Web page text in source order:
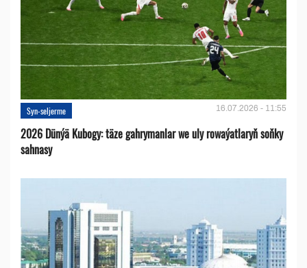
Syn-seljerme 16.07.2026 - 11:55
2026 Dünýä Kubogy: täze gahrymanlar we uly rowaýatlaryň soňky
sahnasy